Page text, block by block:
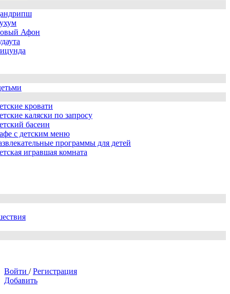
Афон
кровати
каляски по запросу
басеин
с детским меню
программы для детей
игравшая комната
Войти / Регистрация
Добавить